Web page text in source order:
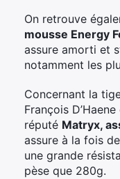
On retrouve
mousse Energy
assure amorti et
notamment les
Concernant la
François
réputé Matryx,
assure à la fois
une grande
pèse que 280g.